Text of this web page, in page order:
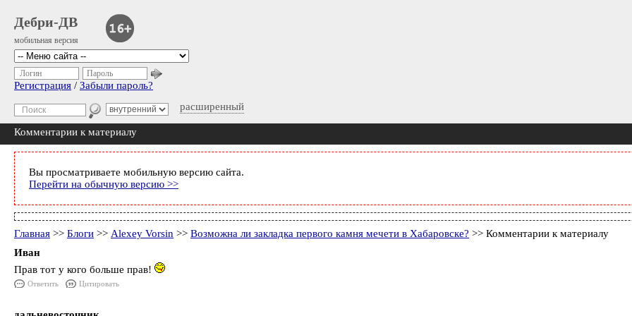
Дебри-ДВ
мобильная версия
расширенный
Логин Пароль
Регистрация / Забыли пароль?
Комментарии к материалу
Вы просматриваете мобильную версию сайта.
Перейти на обычную версию >>
Главная >> Блоги >> Alexey Vorsin >> Возможна ли закладка первого камня мечети в Хабаровске? >> Комментарии к материалу
Иван
Прав тот у кого больше прав!
Ответить Цитировать